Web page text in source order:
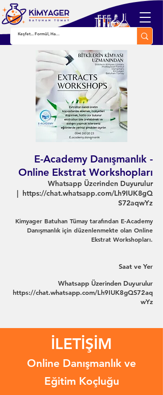
E-Academy Danışmanlık -
Online Ekstrat Workshopları
Whatsapp Üzerinden Duyurulur
  |
https://chat.whatsapp.com/Lh9IUK8gQ
S72aqwYz
Kimyager Batuhan Tümay tarafından E-Academy
Danışmanlık için düzenlenmekte olan Online
Ekstrat Workshopları.
Saat ve Yer
Whatsapp Üzerinden Duyurulur
https://chat.whatsapp.com/Lh9IUK8gQS72aq
wYz
İLETİŞİM
Online Danışmanlık ve
Eğitim Koçluğu